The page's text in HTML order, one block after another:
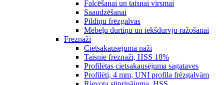
Falcēšanai un taisnai virsmai
Saaudzēšanai
Pildiņu frēzgalvas
Mēbeļu durtiņu un iekšdurvju ražošanai
Frēznaži
Cietsakausējuma naži
Taisnie frēznaži, HSS 18%
Profilētas cietsakausējuma sagataves
Profilēti, 4 mm, UNI profila frēzgalvām